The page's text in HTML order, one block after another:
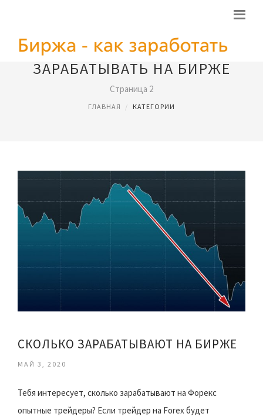
ЗАРАБАТЫВАТЬ НА БИРЖЕ
Страница 2
ГЛАВНАЯ КАТЕГОРИИ
СКОЛЬКО ЗАРАБАТЫВАЮТ НА БИРЖЕ
МАЙ 3, 2020
Тебя интересует, сколько зарабатывают на Форекс
опытные трейдеры? Если трейдер на Forex будет